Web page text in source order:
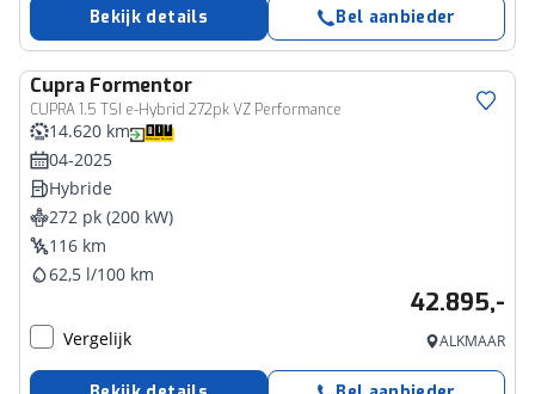
Bekijk details Bel aanbieder
Cupra Formentor
CUPRA 1.5 TSI e-Hybrid 272pk VZ Performance
14.620 km
04-2025
Hybride
272 pk (200 kW)
116 km
62,5 l/100 km
42.895,-
Vergelijk ALKMAAR